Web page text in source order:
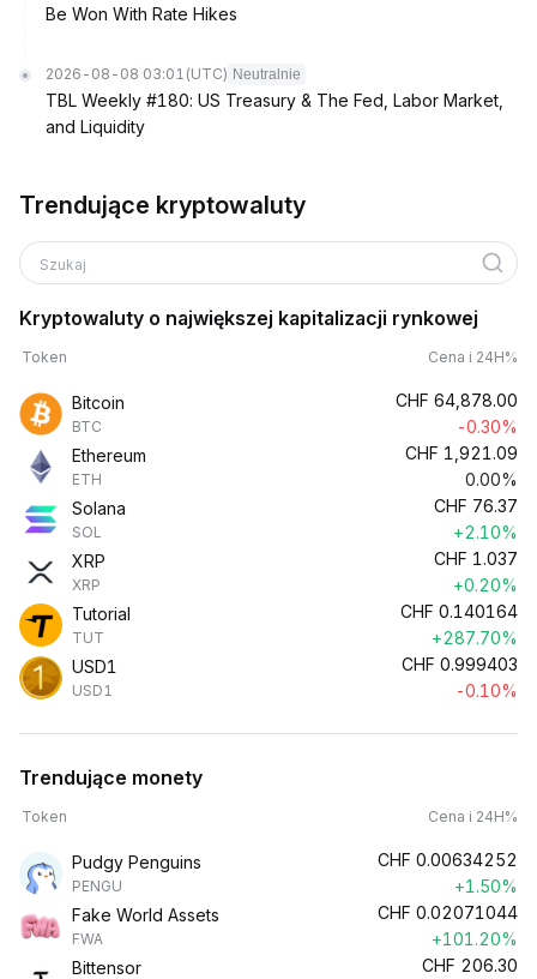
Be Won With Rate Hikes
2026-08-08 03:01 (UTC) Neutralnie
TBL Weekly #180: US Treasury & The Fed, Labor Market,
and Liquidity
Trendujące kryptowaluty
Szukaj
Kryptowaluty o największej kapitalizacji rynkowej
Token Cena i 24H%
Bitcoin
BTC
CHF 64,878.00
-0.30%
Ethereum
ETH
CHF 1,921.09
0.00%
Solana
SOL
CHF 76.37
+2.10%
XRP
XRP
CHF 1.037
+0.20%
Tutorial
TUT
CHF 0.140164
+287.70%
USD1
USD1
CHF 0.999403
-0.10%
Trendujące monety
Token Cena i 24H%
Pudgy Penguins
PENGU
CHF 0.00634252
+1.50%
Fake World Assets
FWA
CHF 0.02071044
+101.20%
Bittensor
CHF 206.30